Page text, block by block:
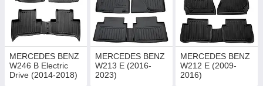
MERCEDES BENZ
W246 B Electric
Drive (2014-2018)
MERCEDES BENZ
W213 E (2016-
2023)
MERCEDES BENZ
W212 E (2009-
2016)